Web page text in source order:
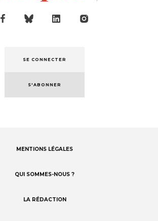
SE CONNECTER
S'ABONNER
MENTIONS LÉGALES
QUI SOMMES-NOUS ?
LA RÉDACTION